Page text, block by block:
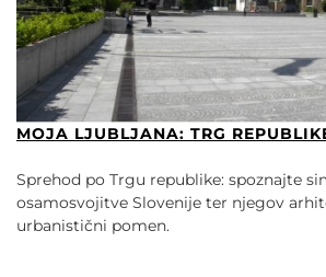
MOJA LJUBLJANA: TRG
Sprehod po Trgu republike: spoznajte
osamosvojitve Slovenije ter njegov
urbanistični pomen.